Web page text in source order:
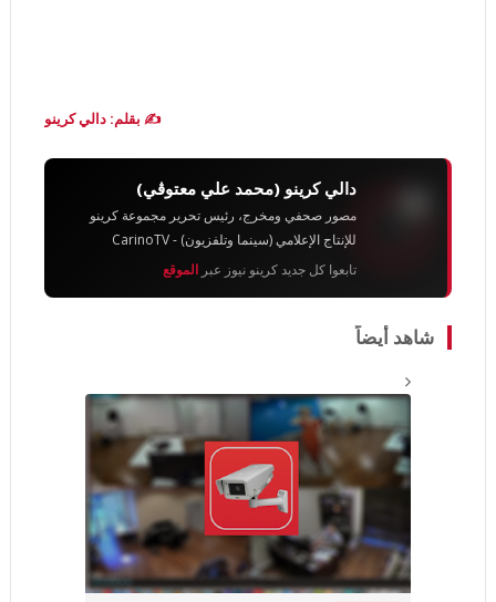
✍️ بقلم: دالي كرينو
دالي كرينو (محمد علي معتوڨي)
مصور صحفي ومخرج، رئيس تحرير مجموعة كرينو
للإنتاج الإعلامي (سينما وتلفزيون) - CarinoTV
تابعوا كل جديد كرينو نيوز عبر الموقع
شاهد أيضاً